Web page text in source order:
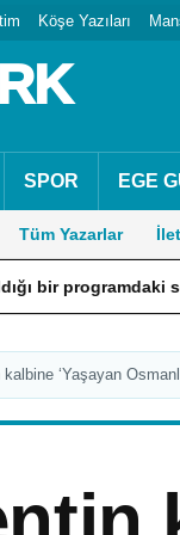
Köşe Yazıları
SPOR EGE
Tüm Yazarlar
sözleri nedeniyle
‘Yaşayan